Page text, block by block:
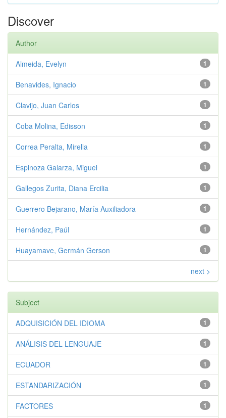
Discover
Author
1
Almeida, Evelyn
1
Benavides, Ignacio
1
Clavijo, Juan Carlos
1
Coba Molina, Edisson
1
Correa Peralta, Mirella
1
Espinoza Galarza, Miguel
1
Gallegos Zurita, Diana Ercilia
1
Guerrero Bejarano, María Auxiliadora
1
Hernández, Paúl
1
Huayamave, Germán Gerson
next >
Subject
1
ADQUISICIÓN DEL IDIOMA
1
ANÁLISIS DEL LENGUAJE
1
ECUADOR
1
ESTANDARIZACIÓN
1
FACTORES